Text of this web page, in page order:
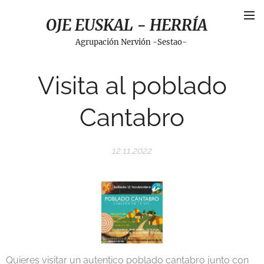
OJE EUSKAL - HERRÍA
Agrupación Nervión -Sestao-
Visita al poblado
Cantabro
12.11.2022
Quieres visitar un autentico poblado cantabro junto con